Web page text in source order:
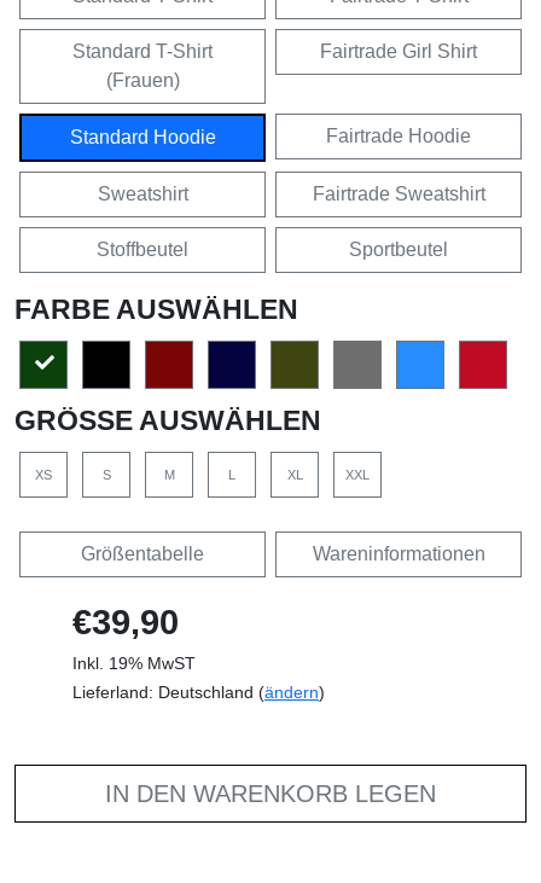
Standard T-Shirt
(Frauen)
Fairtrade Girl Shirt
Standard Hoodie Fairtrade Hoodie
Sweatshirt Fairtrade Sweatshirt
Stoffbeutel Sportbeutel
FARBE AUSWÄHLEN
GRÖSSE AUSWÄHLEN
XS S M L XL XXL
Größentabelle Wareninformationen
€39,90
Inkl. 19% MwST
Lieferland: Deutschland (ändern)
IN DEN WARENKORB LEGEN